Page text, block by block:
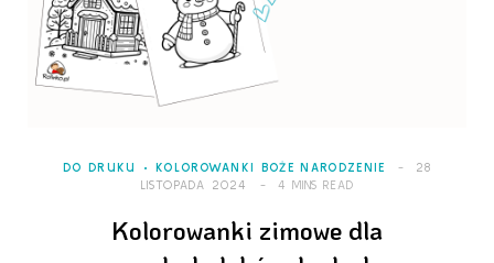
DO DRUKU KOLOROWANKI BOŻE NARODZENIE
28
LISTOPADA 2024
4 MINS READ
Kolorowanki zimowe dla